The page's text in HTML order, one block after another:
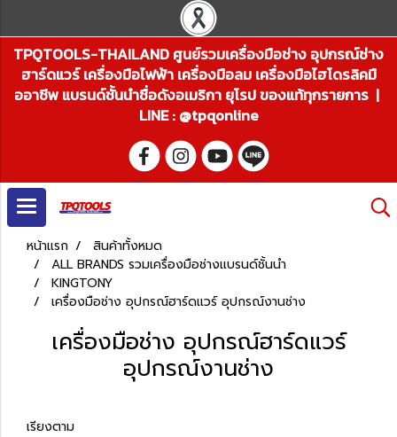
TPQTOOLS-THAILAND ศูนย์รวมเครื่องมือช่าง อุปกรณ์ช่าง
ฮาร์ดแวร์ เครื่องมือไฟฟ้า เครื่องมือลม เครื่องมือไฮโดรลิคมื
ออาชีพ แบรนด์ชั้นนำชื่อดังอเมริกา ยุโรป ของแท้ทุกรายการ |
LINE : @tpqonline
หน้าแรก
สินค้าทั้งหมด
ALL BRANDS รวมเครื่องมือช่างแบรนด์ชั้นนำ
KINGTONY
เครื่องมือช่าง อุปกรณ์ฮาร์ดแวร์ อุปกรณ์งานช่าง
เครื่องมือช่าง อุปกรณ์ฮาร์ดแวร์
อุปกรณ์งานช่าง
เรียงตาม